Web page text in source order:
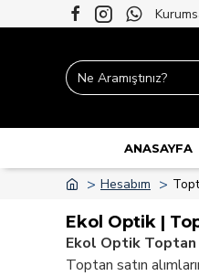
ANASAYFA
Hesabım
Ekol Optik |
Ekol Optik
Toptan satın